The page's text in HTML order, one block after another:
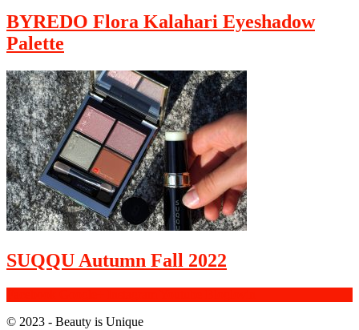
BYREDO Flora Kalahari Eyeshadow
Palette
SUQQU Autumn Fall 2022
© 2023 - Beauty is Unique